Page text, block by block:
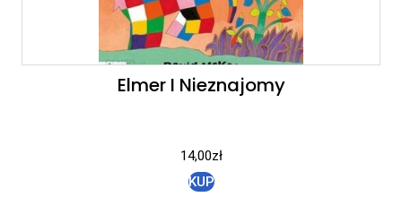
Elmer I Nieznajomy
14,00zł
KUP